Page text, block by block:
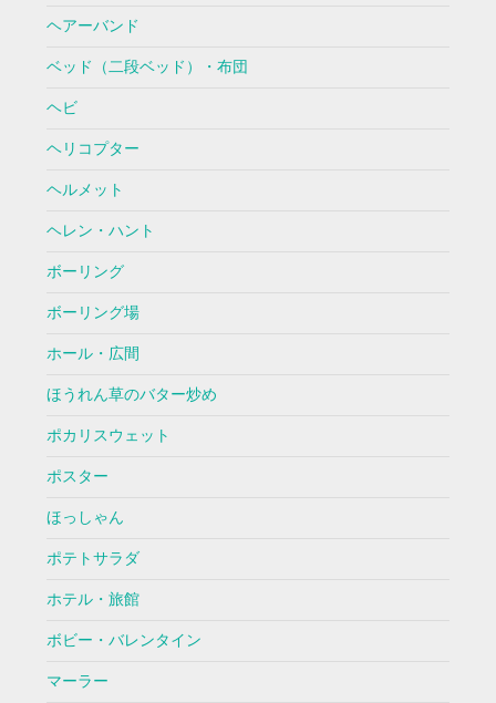
ヘアーバンド
ベッド（二段ベッド）・布団
ヘビ
ヘリコプター
ヘルメット
ヘレン・ハント
ボーリング
ボーリング場
ホール・広間
ほうれん草のバター炒め
ポカリスウェット
ポスター
ほっしゃん
ポテトサラダ
ホテル・旅館
ボビー・バレンタイン
マーラー